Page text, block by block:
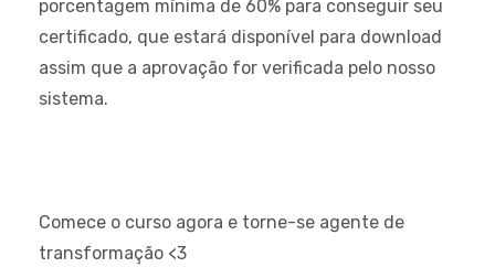
porcentagem mínima de 60% para conseguir seu
certificado, que estará disponível para download
assim que a aprovação for verificada pelo nosso
sistema.
Comece o curso agora e torne-se agente de
transformação <3